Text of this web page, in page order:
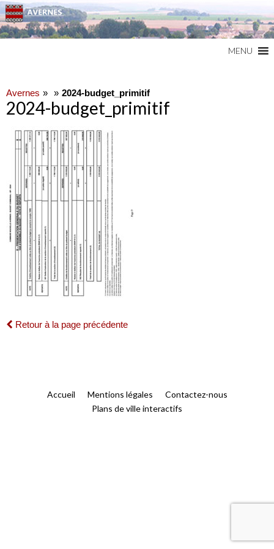
MENU
Avernes 2024-budget_primitif
2024-budget_primitif
Retour à la page précédente
Accueil Mentions légales
Contactez-nous
Plans de ville interactifs